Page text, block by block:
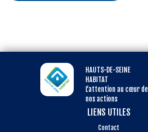
HAUTS-DE-SEINE
HABITAT
L’attention au cœur de
nos actions
LIENS UTILES
Contact